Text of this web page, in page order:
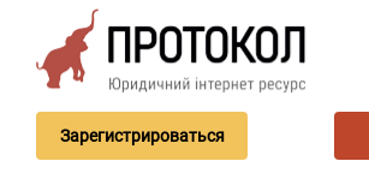
Зарегистрироваться